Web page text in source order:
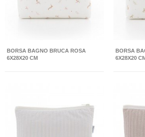
BORSA BAGNO BRUCA ROSA
6X28X20 CM
BORSA
6X28X20 CM